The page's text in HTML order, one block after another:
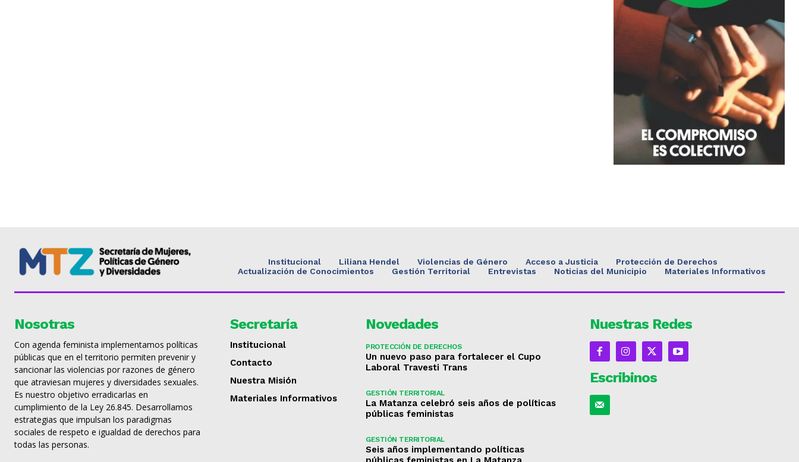
Institucional Liliana Hendel Violencias de Género Acceso a Justicia
Protección de Derechos
Actualización de Conocimientos
Gestión Territorial Entrevistas Noticias del Municipio Materiales Informativos
Nosotras
Con agenda feminista implementamos políticas
públicas que en el territorio permiten prevenir y
sancionar las violencias por razones de género
que atraviesan mujeres y diversidades sexuales.
Es nuestro objetivo erradicarlas en
cumplimiento de la Ley 26.845. Desarrollamos
estrategias que impulsan los paradigmas
sociales de respeto e igualdad de derechos para
todas las personas.
Secretaría
Institucional
Contacto
Nuestra Misión
Materiales Informativos
Novedades
PROTECCIÓN DE DERECHOS
Un nuevo paso para fortalecer el Cupo
Laboral Travesti Trans
GESTIÓN TERRITORIAL
La Matanza celebró seis años de políticas
públicas feministas
GESTIÓN TERRITORIAL
Seis años implementando políticas
Nuestras Redes
Escribinos